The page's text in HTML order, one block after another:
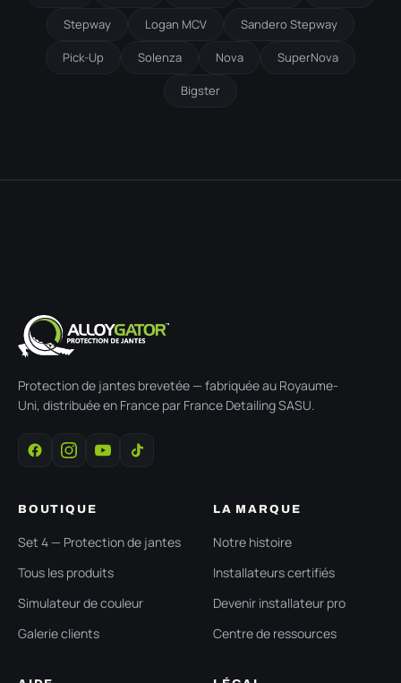
Stepway Logan MCV Sandero Stepway
Pick-Up Solenza Nova SuperNova
Bigster
Protection de jantes brevetée — fabriquée au Royaume-
Uni, distribuée en France par France Detailing SASU.
BOUTIQUE
Set 4 — Protection de jantes
Tous les produits
Simulateur de couleur
Galerie clients
LA MARQUE
Notre histoire
Installateurs certifiés
Devenir installateur pro
Centre de ressources